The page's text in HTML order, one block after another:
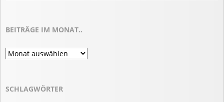
BEITRÄGE IM MONAT..
Beiträge
im
SCHLAGWÖRTER